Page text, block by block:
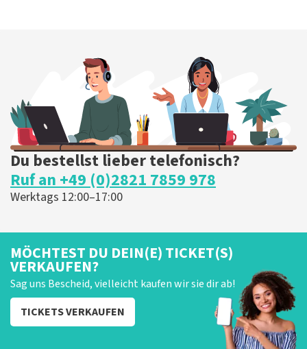
Du bestellst lieber telefonisch?
Ruf an +49 (0)2821 7859 978
Werktags 12:00–17:00
MÖCHTEST DU DEIN(E) TICKET(S)
VERKAUFEN?
Sag uns Bescheid, vielleicht kaufen wir sie dir ab!
TICKETS VERKAUFEN